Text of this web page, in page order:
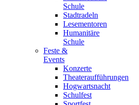
Schule
Stadtradeln
Lesementoren
Humanitäre
Schule
Feste &
Events
Konzerte
Theateraufführungen
Hogwartsnacht
Schulfest